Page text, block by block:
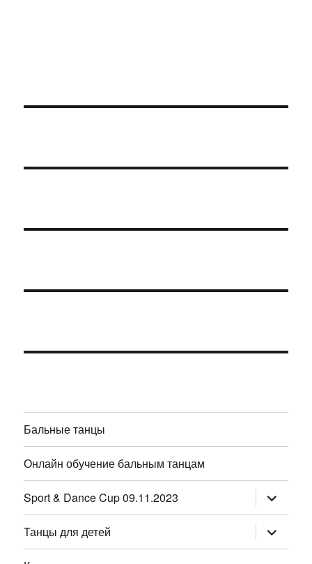
Бальные танцы
Онлайн обучение бальным танцам
Sport & Dance Cup 09.11.2023 раскрыть
дочернее
меню
Танцы для детей
раскрыть
дочернее
меню